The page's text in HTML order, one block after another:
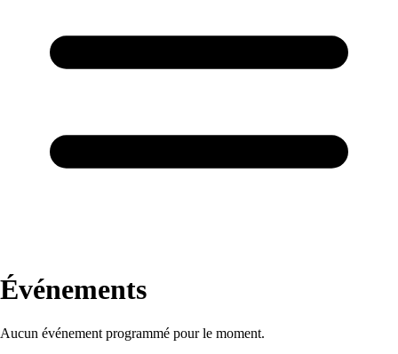
Événements
Aucun événement programmé pour le moment.